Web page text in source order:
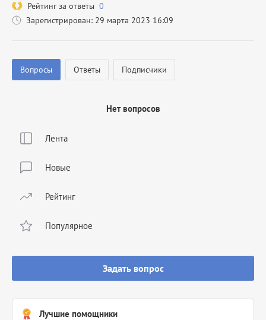
Лента
Новые
Рейтинг
Популярное
Задать вопрос
Лучшие помощники
Рейтинг за ответы 0
Зарегистрирован: 29 марта 2023 16:09
Вопросы Ответы Подписчики
Нет вопросов